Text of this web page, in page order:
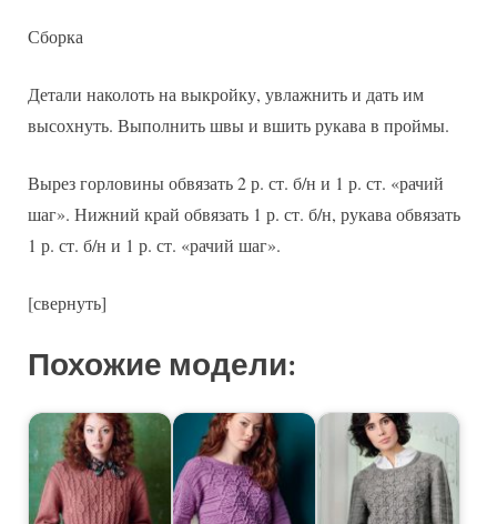
Сборка
Детали наколоть на выкройку, увлажнить и дать им
высохнуть. Выполнить швы и вшить рукава в проймы.
Вырез горловины обвязать 2 р. ст. б/н и 1 р. ст. «рачий
шаг». Нижний край обвязать 1 р. ст. б/н, рукава обвязать
1 р. ст. б/н и 1 р. ст. «рачий шаг».
[свернуть]
Похожие модели: